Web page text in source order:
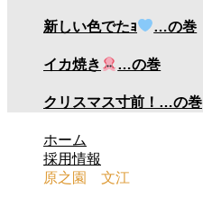
新しい色でたｮ …の巻
イカ焼き …の巻
クリスマス寸前！…の巻
ホーム
採用情報
原之園 文江